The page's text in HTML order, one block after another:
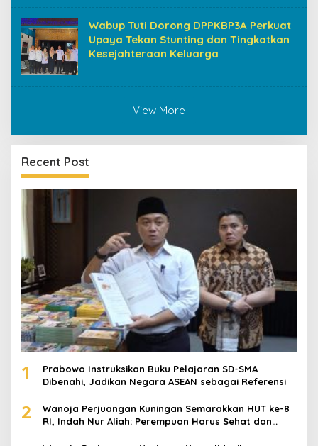
Wabup Tuti Dorong DPPKBP3A Perkuat
Upaya Tekan Stunting dan Tingkatkan
Kesejahteraan Keluarga
View More
Recent Post
1
Prabowo Instruksikan Buku Pelajaran SD-SMA
Dibenahi, Jadikan Negara ASEAN sebagai Referensi
2
Wanoja Perjuangan Kuningan Semarakkan HUT ke-8
RI, Indah Nur Aliah: Perempuan Harus Sehat dan